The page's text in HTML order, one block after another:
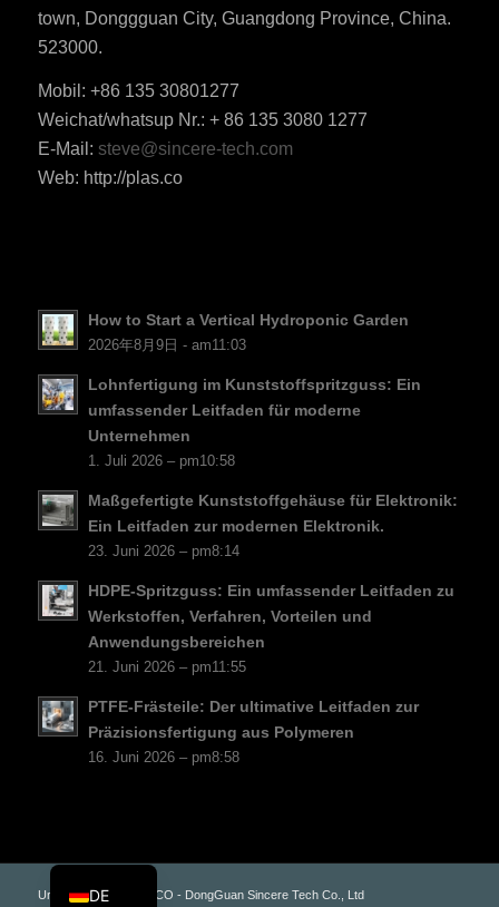
town, Donggguan City, Guangdong Province, China.
523000.
Mobil: +86 135 30801277
Weichat/whatsup Nr.: + 86 135 3080 1277
E-Mail: steve@sincere-tech.com
Web: http://plas.co
How to Start a Vertical Hydroponic Garden
2026年8月9日 - am11:03
Lohnfertigung im Kunststoffspritzguss: Ein
umfassender Leitfaden für moderne
Unternehmen
1. Juli 2026 – pm10:58
Maßgefertigte Kunststoffgehäuse für Elektronik:
Ein Leitfaden zur modernen Elektronik.
23. Juni 2026 – pm8:14
HDPE-Spritzguss: Ein umfassender Leitfaden zu
Werkstoffen, Verfahren, Vorteilen und
Anwendungsbereichen
21. Juni 2026 – pm11:55
PTFE-Frästeile: Der ultimative Leitfaden zur
Präzisionsfertigung aus Polymeren
16. Juni 2026 – pm8:58
Urheberrecht - PLAS.CO - DongGuan Sincere Tech Co., Ltd
DE
RU
NL
PL
TR
AR
JA
KO
PT
CS
DA
FI
RO
ES_MX